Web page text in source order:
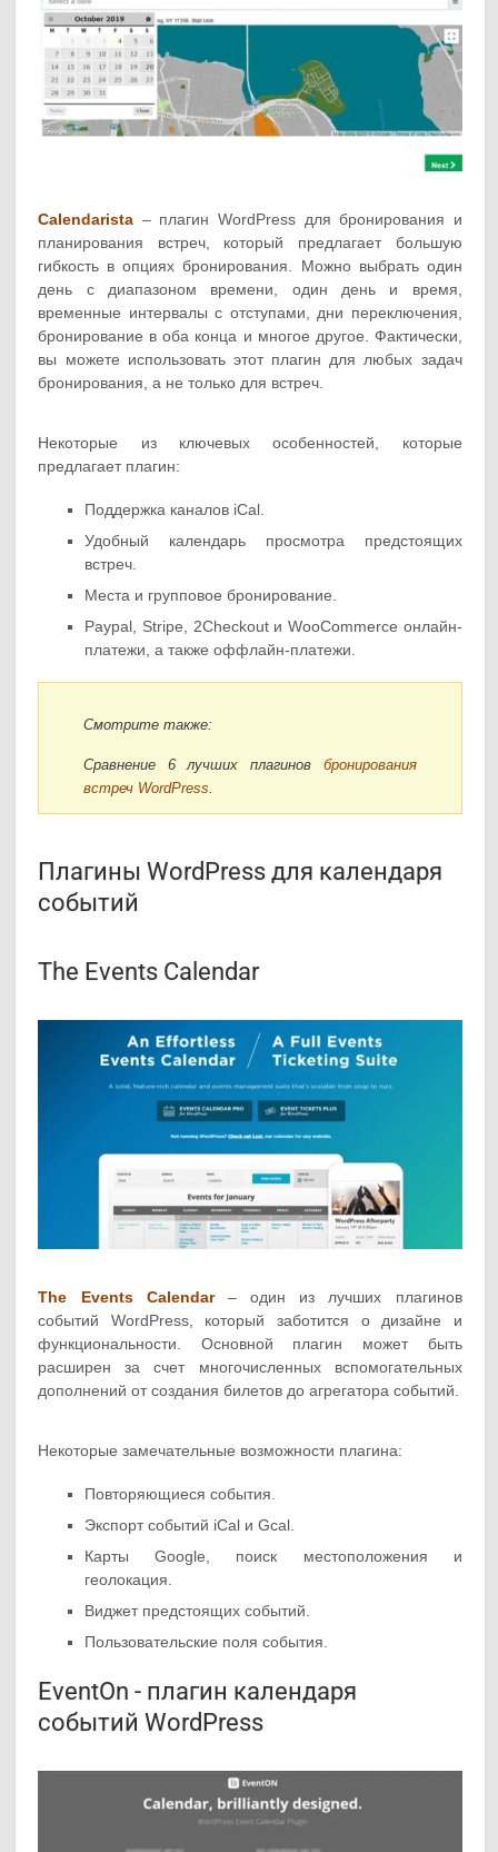
Calendarista – плагин WordPress для бронирования и
планирования встреч, который предлагает большую
гибкость в опциях бронирования. Можно выбрать один
день с диапазоном времени, один день и время,
временные интервалы с отступами, дни переключения,
бронирование в оба конца и многое другое. Фактически,
вы можете использовать этот плагин для любых задач
бронирования, а не только для встреч.
Некоторые из ключевых особенностей, которые
предлагает плагин:
Поддержка каналов iCal.
Удобный календарь просмотра предстоящих
встреч.
Места и групповое бронирование.
Paypal, Stripe, 2Checkout и WooCommerce онлайн-
платежи, а также оффлайн-платежи.
Смотрите также:
Сравнение 6 лучших плагинов бронирования
встреч WordPress.
Плагины WordPress для календаря
событий
The Events Calendar
The Events Calendar– один из лучших плагинов
событий WordPress, который заботится о дизайне и
функциональности. Основной плагин может быть
расширен за счет многочисленных вспомогательных
дополнений от создания билетов до агрегатора событий.
Некоторые замечательные возможности плагина:
Повторяющиеся события.
Экспорт событий iCal и Gcal.
Карты Google, поиск местоположения и
геолокация.
Виджет предстоящих событий.
Пользовательские поля события.
EventOn - плагин календаря
событий WordPress